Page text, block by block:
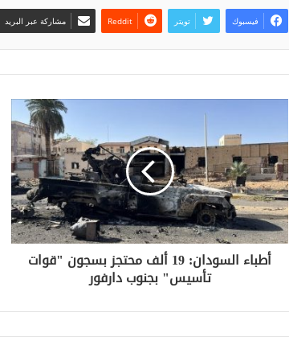
فيسبوك تويتر مشاركة عبر البريد
أطباء السودان: 19 ألف محتجز بسجون "قوات
تأسيس" بجنوب دارفور